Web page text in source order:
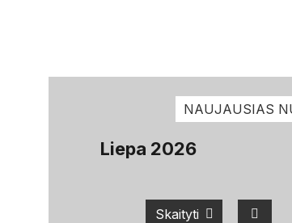
NAUJAUSIAS
Liepa 2026
Skaityti